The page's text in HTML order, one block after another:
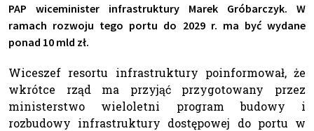
PAP wiceminister infrastruktury Marek Gróbarczyk. W
ramach rozwoju tego portu do 2029 r. ma być wydane
ponad 10 mld zł.
Wiceszef resortu infrastruktury poinformował, że
wkrótce rząd ma przyjąć przygotowany przez
ministerstwo wieloletni program budowy i
rozbudowy infrastruktury dostępowej do portu w